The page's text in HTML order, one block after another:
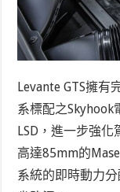
Levante GTS擁有
系標配之Skyhook
LSD，進一步強
高達85mm的
系統的即時動力